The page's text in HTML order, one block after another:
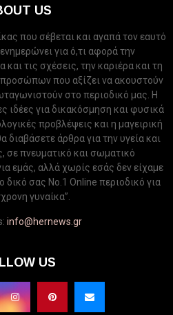
US
που σέβεται και αγαπά τον εαυτό
για ό,τι αφορά την
και τις σχέσεις, την καριέρα και τη
προσώπων που αξίζει να ακουστούν
στο περιοδικό μας. Η
ιδέες για δικακόσμηση και φυσικά
προβλέψεις και η μαγειρική
διαβάσετε άρθρα για την υγεία και
σε πνευματικό και σωματικό
εμάς, αλλά χωρίς εσάς δεν είχαμε
δικό σας Νo.1 Online περιοδικό για
γυναίκα”.
info@hernews.gr
US